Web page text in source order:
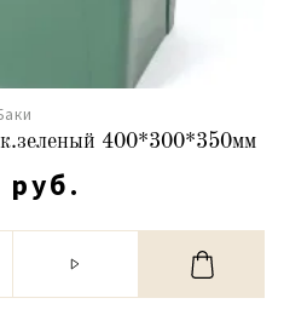
400*300*350мм
руб.